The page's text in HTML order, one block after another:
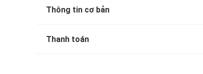
Thông tin cơ bản
Thanh toán